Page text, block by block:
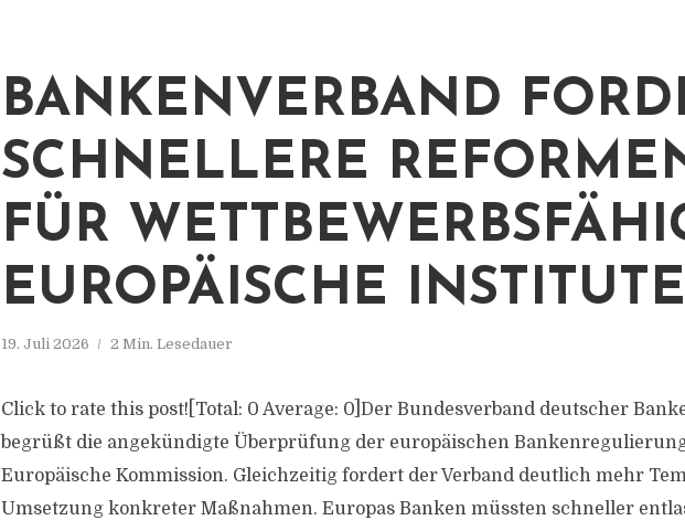
BANKENVERBAND
SCHNELLERE
FÜR
EUROPÄISCHE INSTITUTE
19. Juli 2026 2 Min. Lesedauer
Click to rate this post![Total: 0 Average: 0]Der Bundesverband deutscher
begrüßt die angekündigte Überprüfung der europäischen
Europäische Kommission. Gleichzeitig fordert der Verband deutlich mehr
Umsetzung konkreter Maßnahmen. Europas Banken müssten schneller